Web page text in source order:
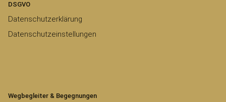
DSGVO
Datenschutzerklärung
Datenschutzeinstellungen
Wegbegleiter & Begegnungen